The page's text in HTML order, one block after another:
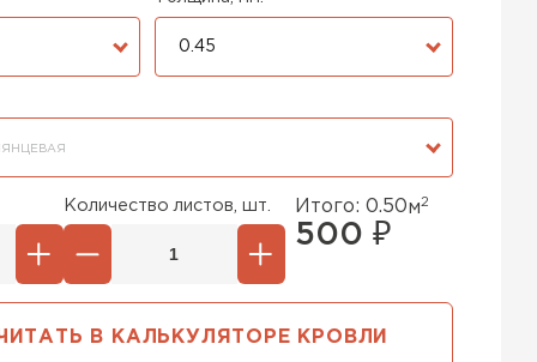
0.45
Количество листов, шт. Итого: 0.50м2
500 ₽
В КАЛЬКУЛЯТОРЕ КРОВЛИ